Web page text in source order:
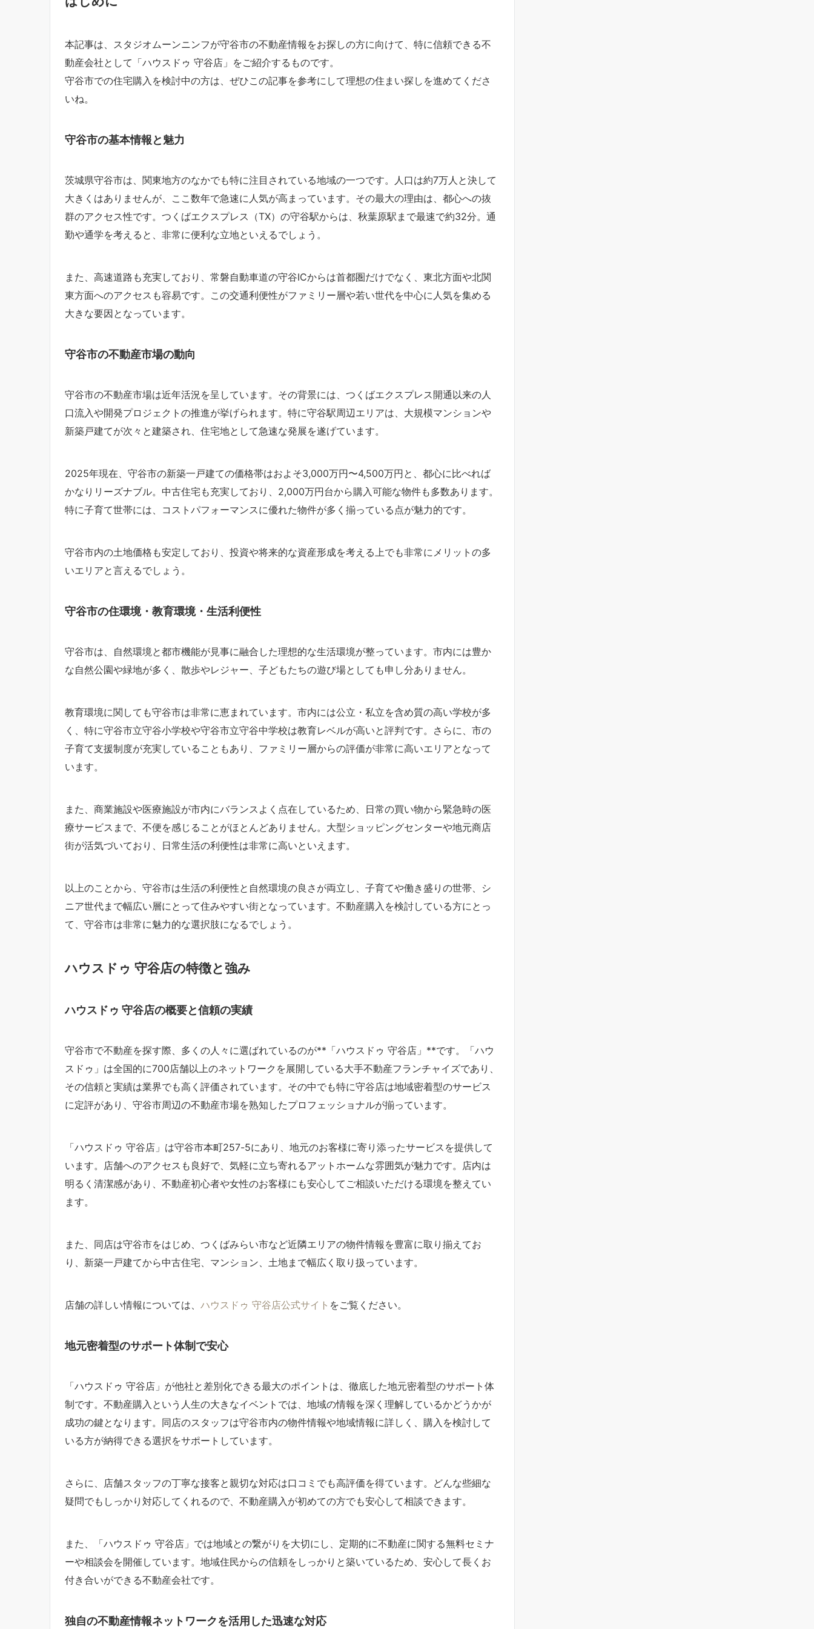
本記事は、スタジオムーンニンフが守谷市の不動産情報をお探しの方に向けて、特に信頼できる不
動産会社として「ハウスドゥ 守谷店」をご紹介するものです。
守谷市での住宅購入を検討中の方は、ぜひこの記事を参考にして理想の住まい探しを進めてくださ
いね。
守谷市の基本情報と魅力
茨城県守谷市は、関東地方のなかでも特に注目されている地域の一つです。人口は約7万人と決して
大きくはありませんが、ここ数年で急速に人気が高まっています。その最大の理由は、都心への抜
群のアクセス性です。つくばエクスプレス（TX）の守谷駅からは、秋葉原駅まで最速で約32分。通
勤や通学を考えると、非常に便利な立地といえるでしょう。
また、高速道路も充実しており、常磐自動車道の守谷ICからは首都圏だけでなく、東北方面や北関
東方面へのアクセスも容易です。この交通利便性がファミリー層や若い世代を中心に人気を集める
大きな要因となっています。
守谷市の不動産市場の動向
守谷市の不動産市場は近年活況を呈しています。その背景には、つくばエクスプレス開通以来の人
口流入や開発プロジェクトの推進が挙げられます。特に守谷駅周辺エリアは、大規模マンションや
新築戸建てが次々と建築され、住宅地として急速な発展を遂げています。
2025年現在、守谷市の新築一戸建ての価格帯はおよそ3,000万円〜4,500万円と、都心に比べれば
かなりリーズナブル。中古住宅も充実しており、2,000万円台から購入可能な物件も多数あります。
特に子育て世帯には、コストパフォーマンスに優れた物件が多く揃っている点が魅力的です。
守谷市内の土地価格も安定しており、投資や将来的な資産形成を考える上でも非常にメリットの多
いエリアと言えるでしょう。
守谷市の住環境・教育環境・生活利便性
守谷市は、自然環境と都市機能が見事に融合した理想的な生活環境が整っています。市内には豊か
な自然公園や緑地が多く、散歩やレジャー、子どもたちの遊び場としても申し分ありません。
教育環境に関しても守谷市は非常に恵まれています。市内には公立・私立を含め質の高い学校が多
く、特に守谷市立守谷小学校や守谷市立守谷中学校は教育レベルが高いと評判です。さらに、市の
子育て支援制度が充実していることもあり、ファミリー層からの評価が非常に高いエリアとなって
います。
また、商業施設や医療施設が市内にバランスよく点在しているため、日常の買い物から緊急時の医
療サービスまで、不便を感じることがほとんどありません。大型ショッピングセンターや地元商店
街が活気づいており、日常生活の利便性は非常に高いといえます。
以上のことから、守谷市は生活の利便性と自然環境の良さが両立し、子育てや働き盛りの世帯、シ
ニア世代まで幅広い層にとって住みやすい街となっています。不動産購入を検討している方にとっ
て、守谷市は非常に魅力的な選択肢になるでしょう。
ハウスドゥ 守谷店の特徴と強み
ハウスドゥ 守谷店の概要と信頼の実績
守谷市で不動産を探す際、多くの人々に選ばれているのが**「ハウスドゥ 守谷店」**です。「ハウ
スドゥ」は全国的に700店舗以上のネットワークを展開している大手不動産フランチャイズであり、
その信頼と実績は業界でも高く評価されています。その中でも特に守谷店は地域密着型のサービス
に定評があり、守谷市周辺の不動産市場を熟知したプロフェッショナルが揃っています。
「ハウスドゥ 守谷店」は守谷市本町257-5にあり、地元のお客様に寄り添ったサービスを提供して
います。店舗へのアクセスも良好で、気軽に立ち寄れるアットホームな雰囲気が魅力です。店内は
明るく清潔感があり、不動産初心者や女性のお客様にも安心してご相談いただける環境を整えてい
ます。
また、同店は守谷市をはじめ、つくばみらい市など近隣エリアの物件情報を豊富に取り揃えてお
り、新築一戸建てから中古住宅、マンション、土地まで幅広く取り扱っています。
店舗の詳しい情報については、 ハウスドゥ 守谷店公式サイト をご覧ください。
地元密着型のサポート体制で安心
「ハウスドゥ 守谷店」が他社と差別化できる最大のポイントは、徹底した地元密着型のサポート体
制です。不動産購入という人生の大きなイベントでは、地域の情報を深く理解しているかどうかが
成功の鍵となります。同店のスタッフは守谷市内の物件情報や地域情報に詳しく、購入を検討して
いる方が納得できる選択をサポートしています。
さらに、店舗スタッフの丁寧な接客と親切な対応は口コミでも高評価を得ています。どんな些細な
疑問でもしっかり対応してくれるので、不動産購入が初めての方でも安心して相談できます。
また、「ハウスドゥ 守谷店」では地域との繋がりを大切にし、定期的に不動産に関する無料セミナ
ーや相談会を開催しています。地域住民からの信頼をしっかりと築いているため、安心して長くお
付き合いができる不動産会社です。
独自の不動産情報ネットワークを活用した迅速な対応